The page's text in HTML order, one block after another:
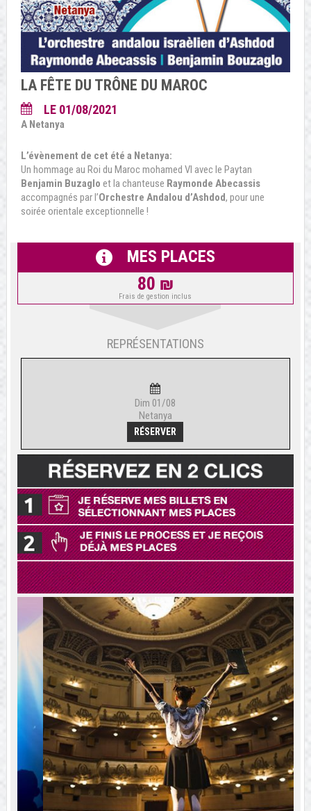
LA FÊTE DU TRÔNE DU MAROC
LE 01/08/2021
A Netanya
L’évènement de cet été a Netanya:
Un hommage au Roi du Maroc mohamed VI avec le Paytan
Benjamin Buzaglo et la chanteuse Raymonde Abecassis
accompagnés par l’Orchestre Andalou d’Ashdod, pour une
soirée orientale exceptionnelle !
MES PLACES
80 ₪
Frais de gestion inclus
REPRÉSENTATIONS
Dim 01/08
Netanya
RÉSERVER